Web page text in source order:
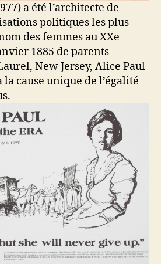
a été l’architecte de
politiques les plus
des femmes au XXe
1885 de parents
New Jersey, Alice Paul
la cause unique de l’égalité